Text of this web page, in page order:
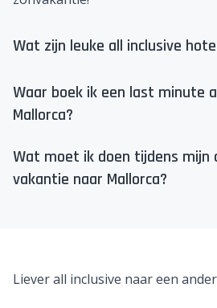
Wat zijn leuke all inclusive
Waar boek ik een last minute
Wat moet ik doen tijdens mijn
Liever all inclusive naar een